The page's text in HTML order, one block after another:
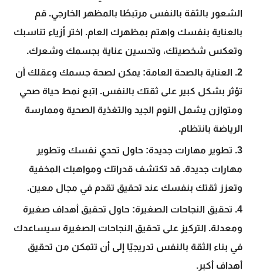
الشعور بالثقة بالنفس مرتبطًا بالمظهر الخارجي. قم
بالعناية بنفسك واهتم بمظهرك العام. اختر أزياء تناسبك
وتعكس شخصيتك، وتحسين عناية بجسمك وشعرك.
العناية بالصحة العامة: يمكن لصحة جسمك وعقلك أن
تؤثر بشكل كبير على ثقتك بالنفس. اتبع نمط حياة صحي
ومتوازن يشمل النوم الجيد والتغذية الصحية وممارسة
الرياضة بانتظام.
تطوير مهارات جديدة: حاول تحدي نفسك وتطوير
مهارات جديدة. قد تكتشف قدراتك ومواهبك المخفية
وتعزز ثقتك بنفسك عند تحقيق تقدم في مجال معين.
تحقيق النجاحات الصغيرة: حاول تحقيق أهداف صغيرة
ومعدلة. التركيز على تحقيق النجاحات الصغيرة سيساعدك
في بناء الثقة بالنفس تدريجيًا إلى أن تتمكن من تحقيق
أهداف أكبر.